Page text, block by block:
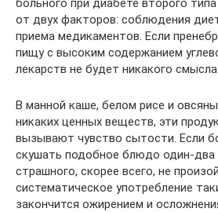
больного при диабете второго
от двух факторов: соблюдения
приема медикаментов. Если
пищу с высоким содержанием
лекарств не будет никакого смысла.
В манной каше, белом рисе и
никаких ценных веществ, эти
вызывают чувство сытости. Если
скушать подобное блюдо один-два
страшного, скорее всего, не
систематическое употребление
закончится ожирением и